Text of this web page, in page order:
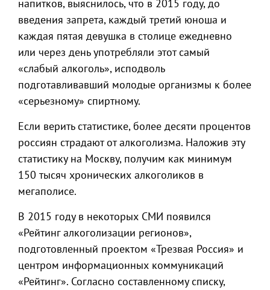
напитков, выяснилось, что в 2015 году, до
введения запрета, каждый третий юноша и
каждая пятая девушка в столице ежедневно
или через день употребляли этот самый
«слабый алкоголь», исподволь
подготавливавший молодые организмы к более
«серьезному» спиртному.
Если верить статистике, более десяти процентов
россиян страдают от алкоголизма. Наложив эту
статистику на Москву, получим как минимум
150 тысяч хронических алкоголиков в
мегаполисе.
В 2015 году в некоторых СМИ появился
«Рейтинг алкоголизации регионов»,
подготовленный проектом «Трезвая Россия» и
центром информационных коммуникаций
«Рейтинг». Согласно составленному списку,